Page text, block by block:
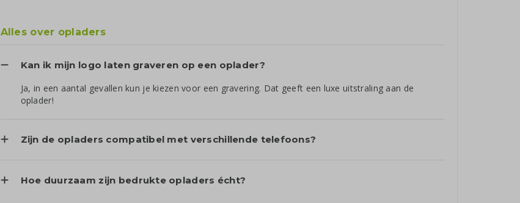
Alles over opladers
Kan ik mijn logo laten graveren op een oplader?
Ja, in een aantal gevallen kun je kiezen voor een gravering. Dat geeft een luxe uitstraling aan de
oplader!
Zijn de opladers compatibel met verschillende telefoons?
Hoe duurzaam zijn bedrukte opladers écht?